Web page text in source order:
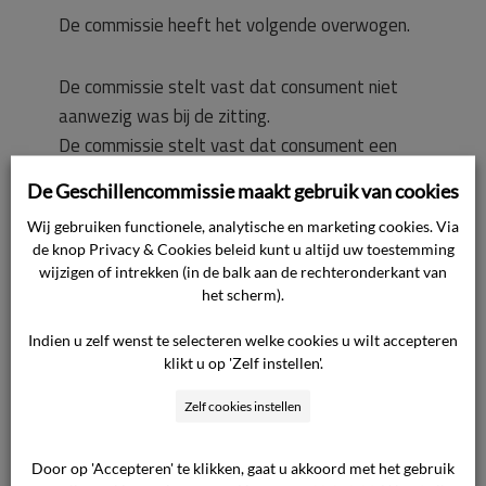
De commissie heeft het volgende overwogen.
De commissie stelt vast dat consument niet
aanwezig was bij de zitting.
De commissie stelt vast dat consument een
ondernemer/aanbieder per 23 april 2025 voor
de duur van een jaar. Ook dat consument deze
overeenkomst heeft opgezegd per 19 januari
2026, derhalve binnen een jaar, met als reden
ondernemer/aanbieder vervolgens een
waartoe ondernemer/aanbieder contractueel
De Geschillencommissie maakt gebruik van cookies
Wij gebruiken functionele, analytische en marketing cookies. Via
de knop Privacy & Cookies beleid kunt u altijd uw toestemming
wijzigen of intrekken (in de balk aan de rechteronderkant van
het scherm).
Indien u zelf wenst te selecteren welke cookies u wilt accepteren
klikt u op 'Zelf instellen'.
Zelf cookies instellen
Door op 'Accepteren' te klikken, gaat u akkoord met het gebruik